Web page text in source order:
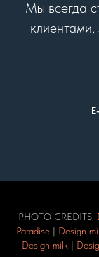
Мы всегда
PHOTO CREDITS:
Paradise| Design
Design milk |